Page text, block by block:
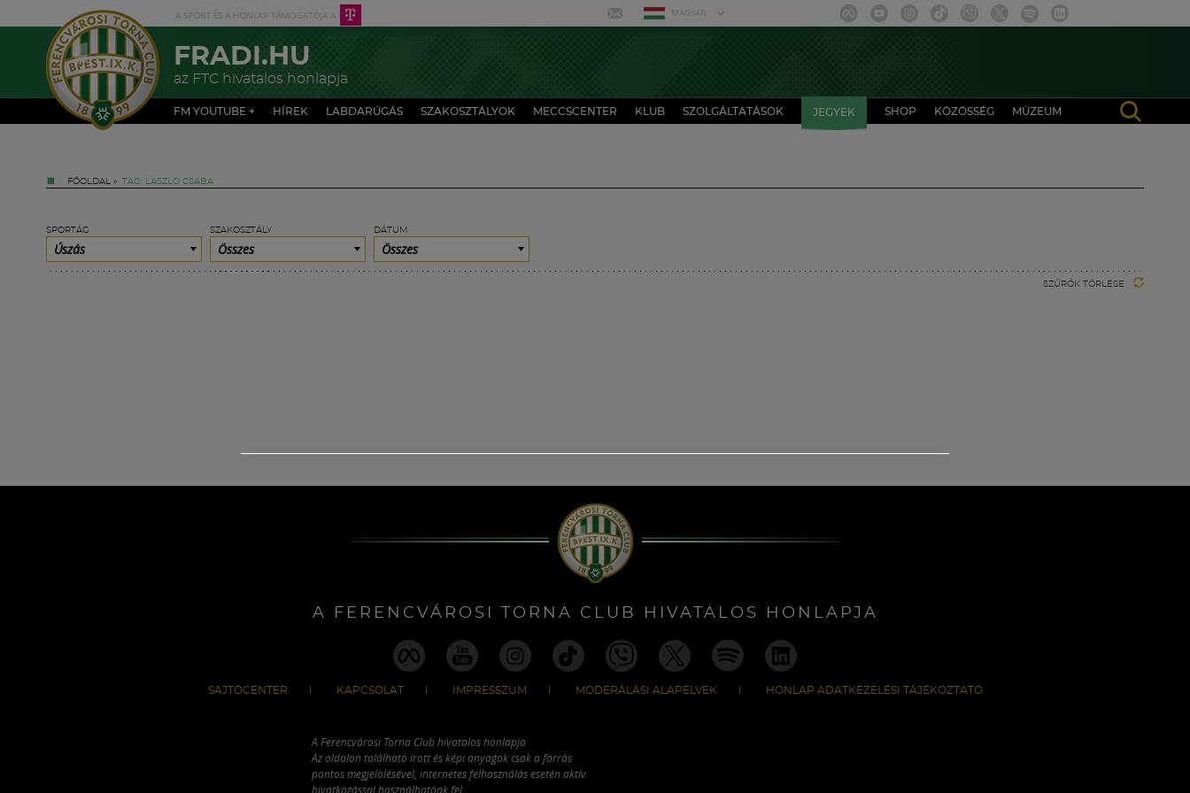
MAGYAR
FRADI.HU
az FTC hivatalos honlapja
FM YOUTUBE + HÍREK LABDARÚGÁS SZAKOSZTÁLYOK MECCSCENTER KLUB SZOLGÁLTATÁSOK JEGYEK SHOP KÖZÖSSÉG MÚZEUM
FŐOLDAL » TAG: LÁSZLÓ CSABA
SPORTÁG
Úszás
SZAKOSZTÁLY
Összes
DÁTUM
Összes
SZŰRŐK TÖRLÉSE
A FERENCVÁROSI TORNA CLUB HIVATALOS HONLAPJA
SAJTÓCENTER KAPCSOLAT IMPRESSZUM MODERÁLÁSI ALAPELVEK HONLAP ADATKEZELÉSI TÁJÉKOZTATÓ
A Ferencvárosi Torna Club hivatalos honlapja
Az oldalon található írott és képi anyagok csak a forrás
pontos megjelölésével, internetes felhasználás esetén aktív
hivatkozással használhatóak fel.